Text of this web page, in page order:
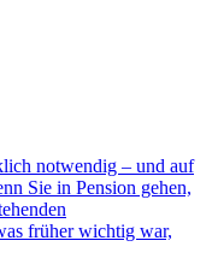
notwendig – und auf
Sie in Pension gehen,
früher wichtig war,